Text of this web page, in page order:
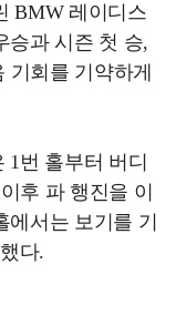
BMW 레이디스
승과 시즌 첫 승,
기회를 기약하게
번 홀부터 버디
후 파 행진을 이
서는 보기를 기
다.